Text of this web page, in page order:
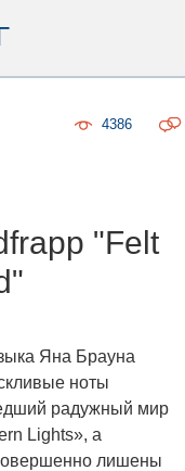
4386
"Felt
Яна Брауна
ноты
радужный мир
Lights», а
лишены